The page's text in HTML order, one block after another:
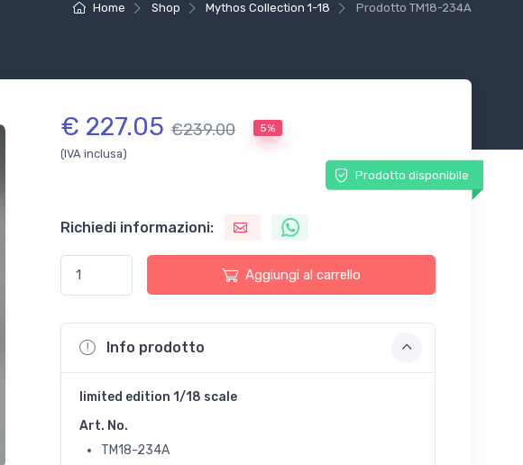
Home Shop Mythos Collection 1-18 Prodotto TM18-234A
€ 227.05 €239.00 5%
(IVA inclusa)
Prodotto disponibile
Richiedi informazioni:
Aggiungi al carrello
Info prodotto
limited edition 1/18 scale
Art. No.
TM18-234A